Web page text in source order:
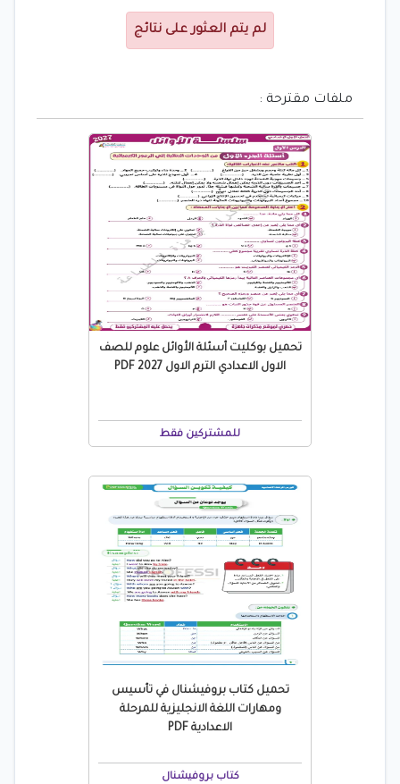
لم يتم العثور على نتائج
ملفات مقترحة :
تحميل بوكليت أسئلة الأوائل علوم للصف
الاول الاعدادي الترم الاول 2027 PDF
للمشتركين فقط
تحميل كتاب بروفيشنال في تأسيس
ومهارات اللغة الانجليزية للمرحلة
الاعدادية PDF
كتاب بروفيشنال